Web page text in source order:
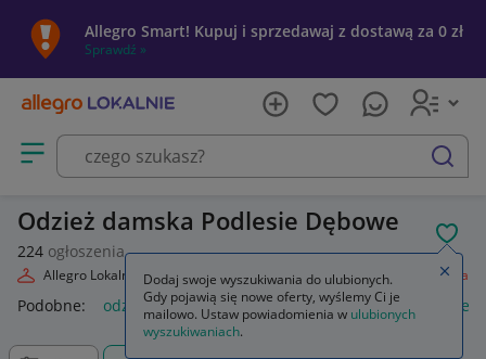
Allegro Smart! Kupuj i sprzedawaj z dostawą za 0 zł
Sprawdź »
Otwórz menu z kategoriami
szukaj
Odzież damska Podlesie Dębowe
224 ogłoszenia
Allegro Lokalnie Moda Odzież, Obuwie, Dodatki Odzież damska
Podobne: odzież damska odzież medyczna damska
Dodaj swoje wyszukiwania do ulubionych.
Gdy pojawią się nowe oferty, wyślemy Ci je
mailowo. Ustaw powiadomienia w ulubionych
wyszukiwaniach.